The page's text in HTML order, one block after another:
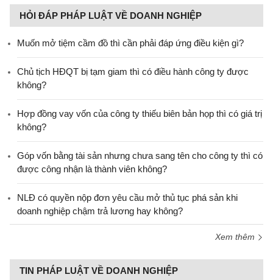
HỎI ĐÁP PHÁP LUẬT VỀ DOANH NGHIỆP
Muốn mở tiệm cầm đồ thì cần phải đáp ứng điều kiện gì?
Chủ tịch HĐQT bị tạm giam thì có điều hành công ty được
không?
Hợp đồng vay vốn của công ty thiếu biên bản họp thì có giá trị
không?
Góp vốn bằng tài sản nhưng chưa sang tên cho công ty thì có
được công nhận là thành viên không?
NLĐ có quyền nộp đơn yêu cầu mở thủ tục phá sản khi
doanh nghiệp chậm trả lương hay không?
Xem thêm
TIN PHÁP LUẬT VỀ DOANH NGHIỆP